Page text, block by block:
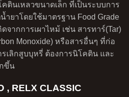
นเหลวขนาดเล็ก ที่เป็นระบบการ
ำยาโดยใช้มาตรฐาน Food Grade
จากการเผาไหม้ เช่น สารทาร์(Tar)
Monoxide) หรือสารอื่นๆ ที่ก่อ
รเลิกสูบบุหรี่ ต้องการนิโคติน และ
ขึ้น
, RELX CLASSIC